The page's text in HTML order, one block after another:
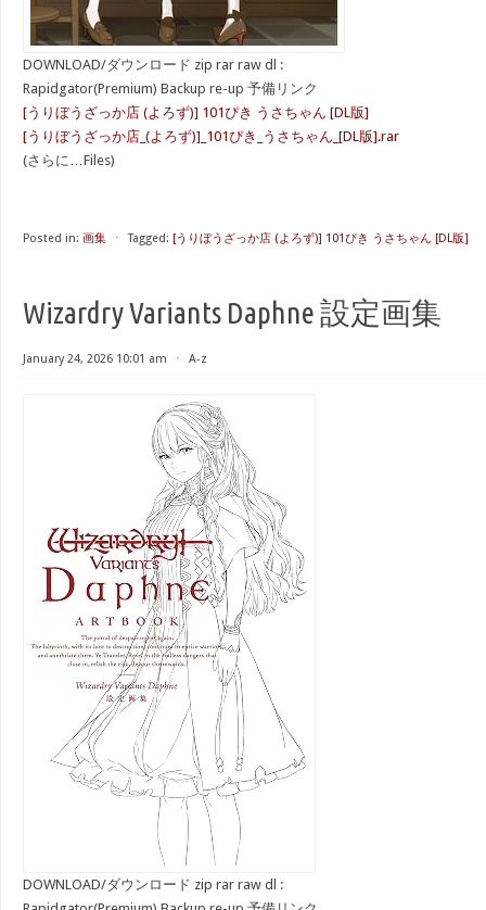
DOWNLOAD/ダウンロード zip rar raw dl :
Rapidgator(Premium) Backup re-up 予備リンク
[うりぼうざっか店 (よろず)] 101ぴき うさちゃん [DL版]
[うりぼうざっか店_(よろず)]_101ぴき_うさちゃん_[DL版].rar
(さらに…Files)
Posted in: 画集 ⋅ Tagged: [うりぼうざっか店 (よろず)] 101ぴき うさちゃん [DL版]
Wizardry Variants Daphne 設定画集
January 24, 2026 10:01 am ⋅ A-z
DOWNLOAD/ダウンロード zip rar raw dl :